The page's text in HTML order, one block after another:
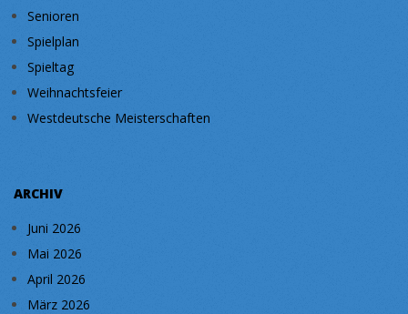
Senioren
Spielplan
Spieltag
Weihnachtsfeier
Westdeutsche Meisterschaften
ARCHIV
Juni 2026
Mai 2026
April 2026
März 2026